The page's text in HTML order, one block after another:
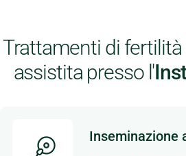
Trattamenti di
assistita presso l'
Inseminazione